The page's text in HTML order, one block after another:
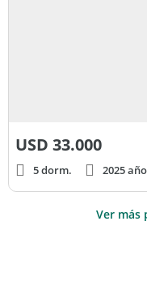
USD 33.000
5 dorm. 2025
Ver más